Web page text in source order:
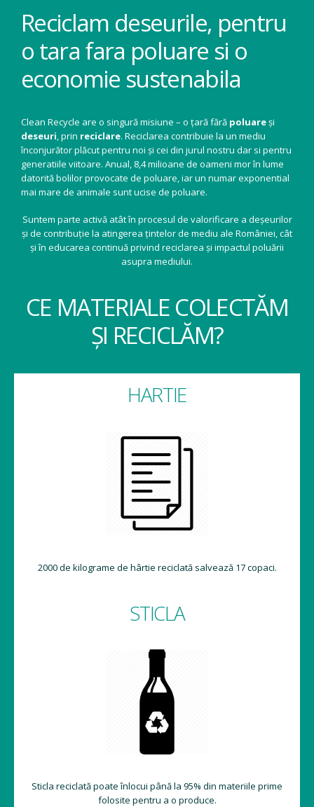
Reciclam deseurile, pentru
o tara fara poluare si o
economie sustenabila
Clean Recycle are o singură misiune – o țară fără poluareși
deseuri, prin reciclare. Reciclarea contribuie la un mediu
înconjurător plăcut pentru noi și cei din jurul nostru dar si pentru
generatiile viitoare. Anual, 8,4 milioane de oameni mor în lume
datorită bolilor provocate de poluare, iar un numar exponential
mai mare de animale sunt ucise de poluare.
Suntem parte activă atât în procesul de valorificare a deșeurilor
și de contribuție la atingerea țintelor de mediu ale României, cât
și în educarea continuă privind reciclarea și impactul poluării
asupra mediului.
CE MATERIALE COLECTĂM
ȘI RECICLĂM?
HARTIE
2000 de kilograme de hârtie reciclată salvează 17 copaci.
STICLA
Sticla reciclată poate înlocui până la 95% din materiile prime
folosite pentru a o produce.